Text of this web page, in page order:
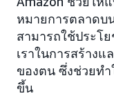
หมายการตลาดบ
สามารถใช้ประโ
เราในการสร้าง
ของตน ซึ่งช่วยท
ขึ้น